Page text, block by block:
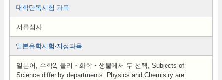
대학단독시험 과목
서류심사
일본유학시험-지정과목
일본어, 수학2, 물리・화학・생물에서 두 선택, Subjects of
Science differ by departments. Physics and Chemistry are